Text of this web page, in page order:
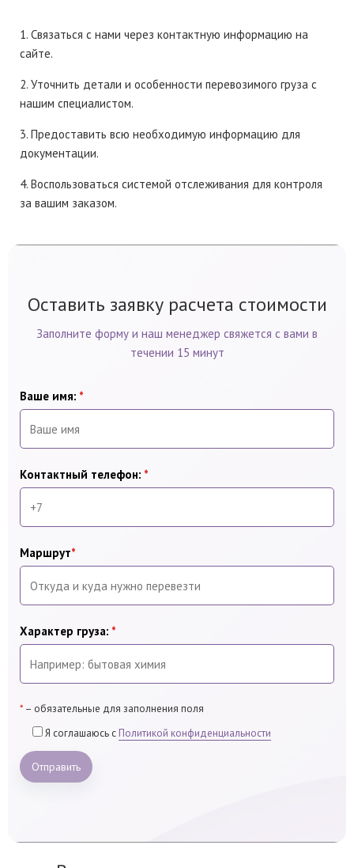
1. Связаться с нами через контактную информацию на
сайте.
2. Уточнить детали и особенности перевозимого груза с
нашим специалистом.
3. Предоставить всю необходимую информацию для
документации.
4. Воспользоваться системой отслеживания для контроля
за вашим заказом.
Оставить заявку расчета стоимости
Заполните форму и наш менеджер свяжется с вами в
течении 15 минут
Ваше имя: *
Контактный телефон: *
Маршрут*
Характер груза: *
* – обязательные для заполнения поля
Я соглашаюсь с Политикой конфиденциальности
Отправить